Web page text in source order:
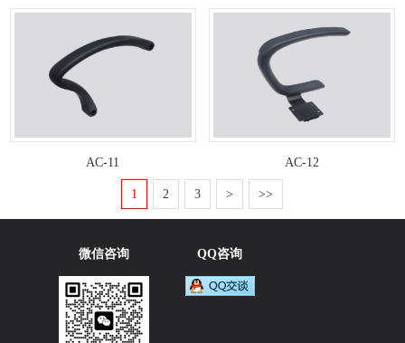
AC-11 AC-12
1 2 3 > >>
微信咨询 QQ咨询